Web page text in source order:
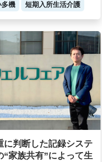
多機 短期入所生活介護
に判断した記録システ
“家族共有”によって生